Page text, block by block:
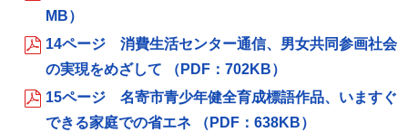
MB）
14ページ 消費生活センター通信、男女共同参画社会
の実現をめざして （PDF：702KB）
15ページ 名寄市青少年健全育成標語作品、いますぐ
できる家庭での省エネ （PDF：638KB）